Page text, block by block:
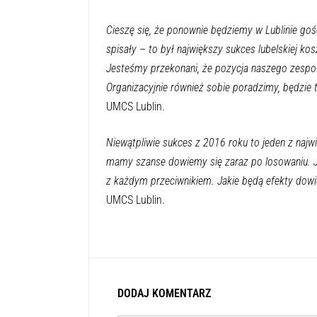
Cieszę się, że ponownie będziemy w Lublinie
spisały – to był największy sukces lubelskiej
Jesteśmy przekonani, że pozycja naszego
Organizacyjnie również sobie poradzimy,
UMCS Lublin.
Niewątpliwie sukces z 2016 roku to jeden z
mamy szanse dowiemy się zaraz po losowaniu.
z każdym przeciwnikiem. Jakie będą efekty
UMCS Lublin.
DODAJ KOMENTARZ